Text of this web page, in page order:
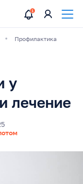
Профилактика
у
лечение